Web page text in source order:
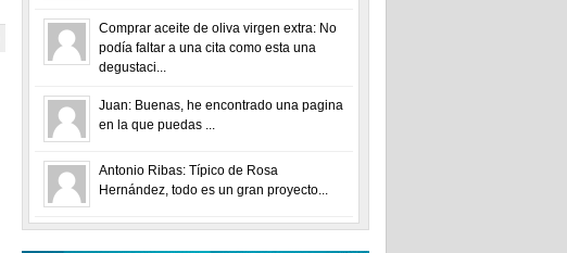
Comprar aceite de oliva virgen extra: No
podía faltar a una cita como esta una
degustaci...
Juan: Buenas, he encontrado una pagina
en la que puedas ...
Antonio Ribas: Típico de Rosa
Hernández, todo es un gran proyecto...